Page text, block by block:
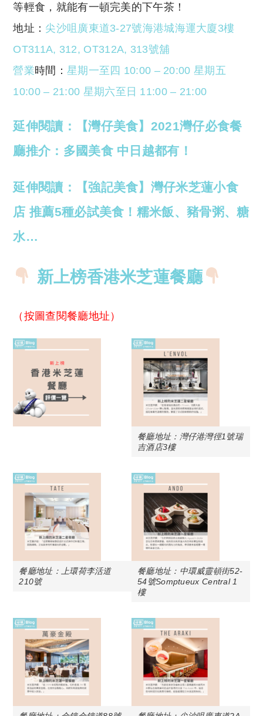
等輕食，就能有一頓完美的下午茶！
地址： 尖沙咀廣東道3-27號海港城海運大廈3樓
OT311A, 312, OT312A, 313號舖
營業時間： 星期一至四 10:00 – 20:00 星期五
10:00 – 21:00 星期六至日 11:00 – 21:00
延伸閱讀：【灣仔美食】2021灣仔必食餐
廳推介：多國美食 中日越都有！
延伸閱讀：【強記美食】灣仔米芝蓮小食
店 推薦5種必試美食！糯米飯、豬骨粥、糖
水…
新上榜香港米芝蓮餐廳
（按圖查閱餐廳地址）
餐廳地址：灣仔港灣徑1號瑞
吉酒店3樓
餐廳地址：上環荷李活道
210號
餐廳地址：中環威靈頓街52-
54號Somptueux Central 1
樓